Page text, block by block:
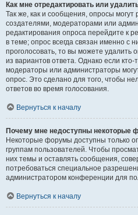
Как мне отредактировать или
Так же, как и сообщения, опросы могут
создателями, модераторами или
редактирования опроса перейдите к
в теме; опрос всегда связан именно с
проголосовать, то вы можете удалить
из вариантов ответа. Однако если кто-
модераторы или администраторы
опрос. Это сделано для того, чтобы
ответов во время голосования.
Вернуться к началу
Почему мне недоступны некоторые
Некоторые форумы доступны только
группам пользователей. Чтобы
них темы и оставлять сообщения,
потребоваться специальное
администратором конференции для
Вернуться к началу